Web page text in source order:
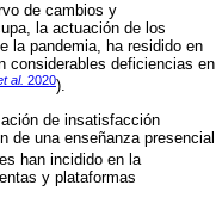
de cambios y
la actuación de los
la pandemia, ha residido en
considerables deficiencias en
al. 2020).
de insatisfacción
de una enseñanza presencial
han incidido en la
y plataformas